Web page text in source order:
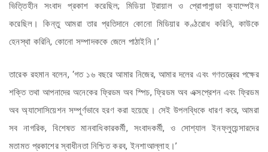
ভিত্তিহীন সংবাদ প্রকাশ করেছিল; মিডিয়া ট্রায়াল ও প্রোপাগান্ডা ক্যাম্পেইন
করেছিল। কিন্তু আমরা তার প্রতিদানে কোনো মিডিয়ার কণ্ঠরোধ করিনি, কাউকে
হেনস্থা করিনি, কোনো সম্পাদককে জেলে পাঠাইনি।’
তারেক রহমান বলেন, ‘গত ১৬ বছরে আমার নিজের, আমার দলের এবং গণতন্ত্রের পক্ষের
শক্তি তথা আপনাদের অনেকের ফ্রিডম অব স্পিচ, ফ্রিডম অব এক্সপ্রেশন এবং ফ্রিডম
অব অ্যাসোসিয়েশন সম্পূর্ণভাবে হরণ করা হয়েছে। সেই উপলব্ধিকে ধারণ করে, আমরা
সব নাগরিক, বিশেষত মানবাধিকারকর্মী, সংবাদকর্মী, ও সোশ্যাল ইনফ্লুয়েন্সারদের
মতামত প্রকাশের স্বাধীনতা নিশ্চিত করব, ইনশাআল্লাহ।’